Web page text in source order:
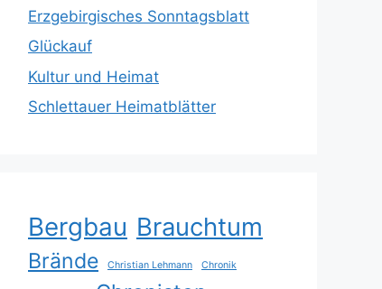
Erzgebirgisches Sonntagsblatt
Glückauf
Kultur und Heimat
Schlettauer Heimatblätter
Bergbau Brauchtum
Brände Christian Lehmann Chronik